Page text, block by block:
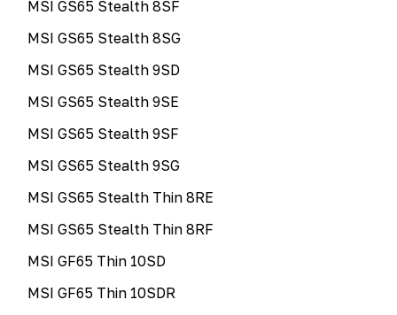
MSI GS65 Stealth 8SF
MSI GS65 Stealth 8SG
MSI GS65 Stealth 9SD
MSI GS65 Stealth 9SE
MSI GS65 Stealth 9SF
MSI GS65 Stealth 9SG
MSI GS65 Stealth Thin 8RE
MSI GS65 Stealth Thin 8RF
MSI GF65 Thin 10SD
MSI GF65 Thin 10SDR